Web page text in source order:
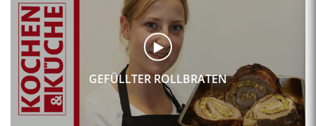
GEFÜLLTER ROLLBRATEN